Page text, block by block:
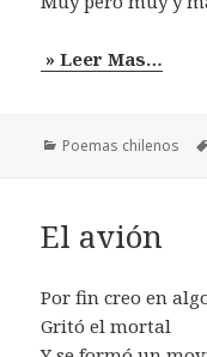
» Leer Mas…
Categorías
Poemas chilenos
El avión
Por fin creo en
Gritó el mortal